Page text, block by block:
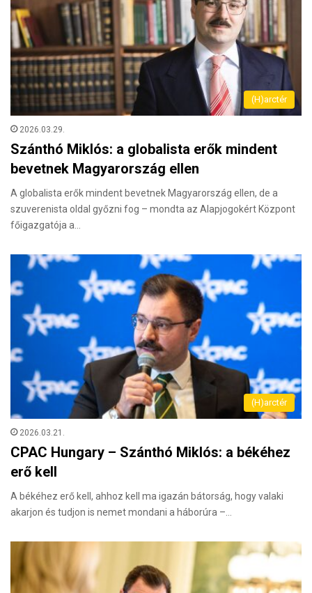
(H)arctér
2026.03.29.
Szánthó Miklós: a globalista erők mindent
bevetnek Magyarország ellen
A globalista erők mindent bevetnek Magyarország ellen, de a
szuverenista oldal győzni fog – mondta az Alapjogokért Központ
főigazgatója a…
(H)arctér
2026.03.21.
CPAC Hungary – Szánthó Miklós: a békéhez
erő kell
A békéhez erő kell, ahhoz kell ma igazán bátorság, hogy valaki
akarjon és tudjon is nemet mondani a háborúra –…